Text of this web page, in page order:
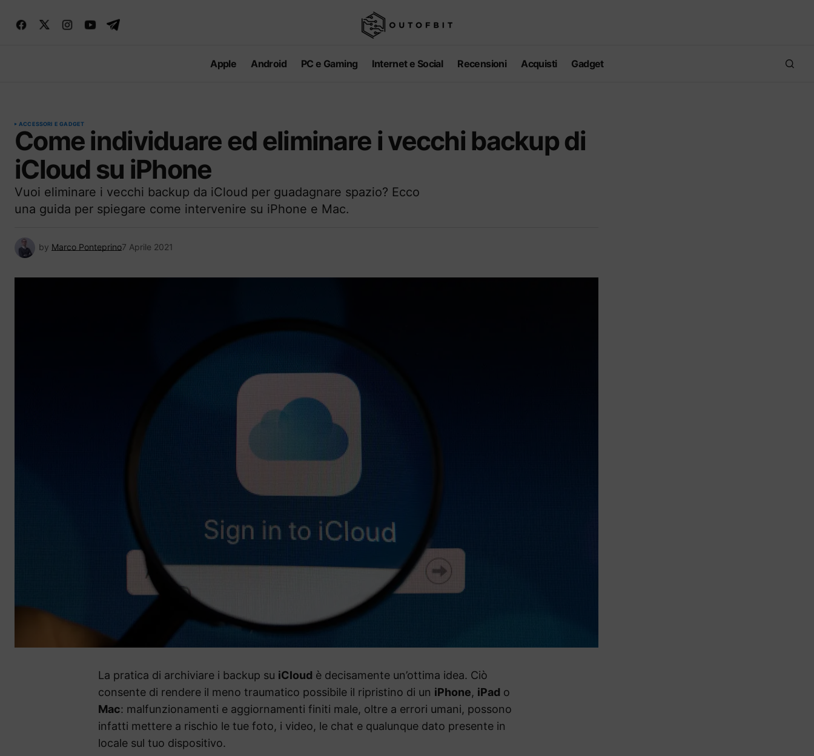
Apple Android PC e Gaming Internet e Social Recensioni Acquisti Gadget
ACCESSORI E GADGET
Come individuare ed eliminare i vecchi backup di
iCloud su iPhone
Vuoi eliminare i vecchi backup da iCloud per guadagnare spazio? Ecco
una guida per spiegare come intervenire su iPhone e Mac.
by Marco Ponteprino7 Aprile 2021
La pratica di archiviare i backup su iCloud è decisamente un’ottima idea. Ciò
consente di rendere il meno traumatico possibile il ripristino di un iPhone, iPad o
Mac: malfunzionamenti e aggiornamenti finiti male, oltre a errori umani, possono
infatti mettere a rischio le tue foto, i video, le chat e qualunque dato presente in
locale sul tuo dispositivo.